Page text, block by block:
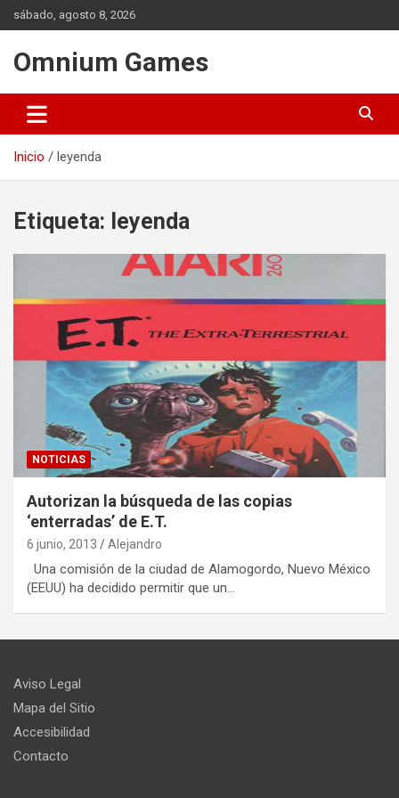
Saltar
al
sábado, agosto 8, 2026
Omnium Games
Inicio leyenda
Etiqueta: leyenda
NOTICIAS
Autorizan la búsqueda de las copias
‘enterradas’ de E.T.
6 junio, 2013 Alejandro
Una comisión de la ciudad de Alamogordo, Nuevo México
(EEUU) ha decidido permitir que un…
Aviso Legal
Mapa del Sitio
Accesibilidad
Contacto